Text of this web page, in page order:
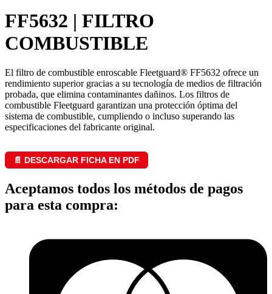
FF5632 | FILTRO
COMBUSTIBLE
El filtro de combustible enroscable Fleetguard® FF5632 ofrece un
rendimiento superior gracias a su tecnología de medios de filtración
probada, que elimina contaminantes dañinos. Los filtros de
combustible Fleetguard garantizan una protección óptima del
sistema de combustible, cumpliendo o incluso superando las
especificaciones del fabricante original.
📄 DESCARGAR FICHA EN PDF
Aceptamos todos los métodos de pagos
para esta compra: